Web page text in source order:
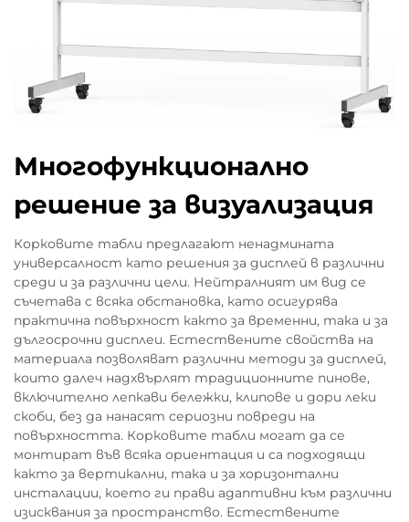
Многофункционално
решение за визуализация
Корковите табли предлагают ненадмината
универсалност като решения за дисплей в различни
среди и за различни цели. Нейтралният им вид се
съчетава с всяка обстановка, като осигурява
практична повърхност както за временни, така и за
дългосрочни дисплеи. Естествените свойства на
материала позволяват различни методи за дисплей,
които далеч надхвърлят традиционните пинове,
включително лепкави бележки, клипове и дори леки
скоби, без да нанасят сериозни повреди на
повърхността. Корковите табли могат да се
монтират във всяка ориентация и са подходящи
както за вертикални, така и за хоризонтални
инсталации, което ги прави адаптивни към различни
изисквания за пространство. Естествените